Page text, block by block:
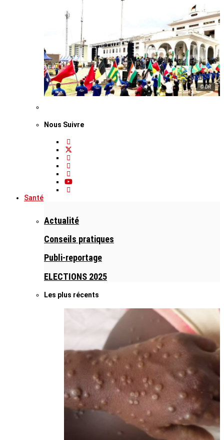
© DR
Nous Suivre
Santé
Actualité
Conseils pratiques
Publi-reportage
ELECTIONS 2025
Les plus récents